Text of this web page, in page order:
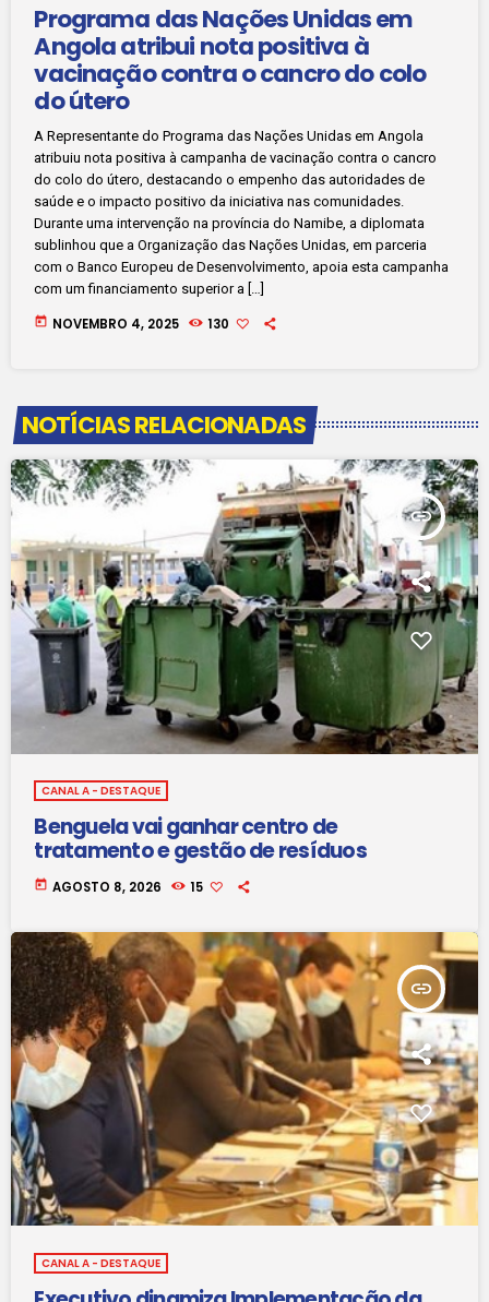
Programa das Nações Unidas em
Angola atribui nota positiva à
vacinação contra o cancro do colo
do útero
A Representante do Programa das Nações Unidas em Angola
atribuiu nota positiva à campanha de vacinação contra o cancro
do colo do útero, destacando o empenho das autoridades de
saúde e o impacto positivo da iniciativa nas comunidades.
Durante uma intervenção na província do Namibe, a diplomata
sublinhou que a Organização das Nações Unidas, em parceria
com o Banco Europeu de Desenvolvimento, apoia esta campanha
com um financiamento superior a […]
today NOVEMBRO 4, 2025 130
NOTÍCIAS RELACIONADAS
insert_link
CANAL A - DESTAQUE
Benguela vai ganhar centro de
tratamento e gestão de resíduos
today AGOSTO 8, 2026 15
insert_link
CANAL A - DESTAQUE